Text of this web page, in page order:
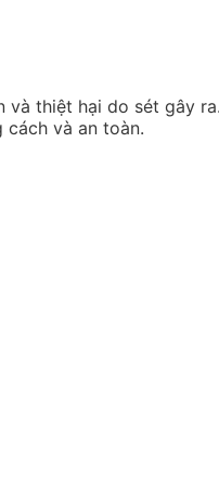
thiệt hại do sét gây
cách và an toàn.